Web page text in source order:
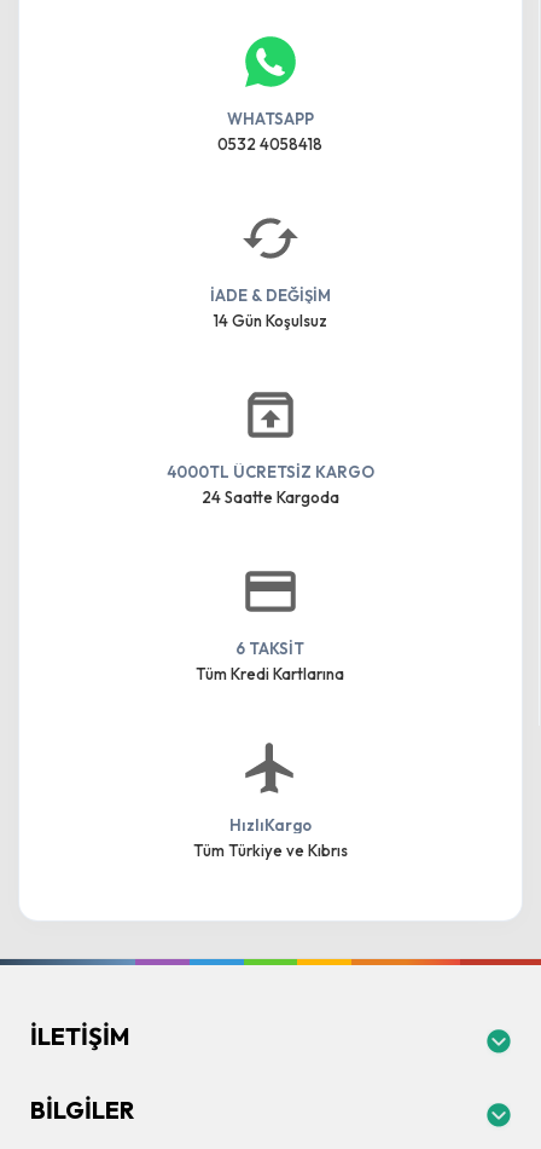
WHATSAPP
0532 4058418
İADE & DEĞİŞİM
14 Gün Koşulsuz
4000TL ÜCRETSİZ KARGO
24 Saatte Kargoda
6 TAKSİT
Tüm Kredi Kartlarına
HızlıKargo
Tüm Türkiye ve Kıbrıs
İLETIŞIM
BILGILER